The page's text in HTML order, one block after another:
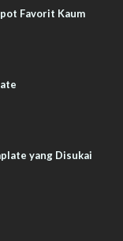
Favorit Kaum
yang Disukai